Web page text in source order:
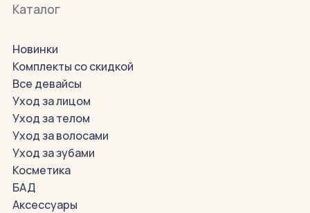
Каталог
Новинки
Комплекты со скидкой
Все девайсы
Уход за лицом
Уход за телом
Уход за волосами
Уход за зубами
Косметика
БАД
Аксессуары